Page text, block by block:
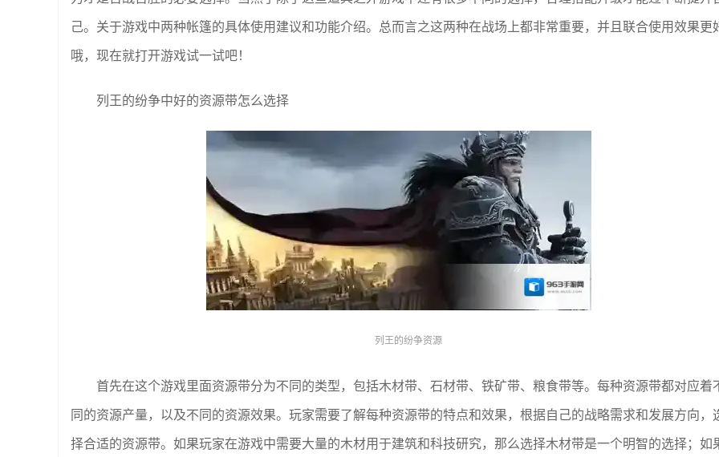
己。关于游戏中两种帐篷的具体使用建议和功能介绍。总而言之这两种在战场上都非常重要，并且联合使用效果更
哦，现在就打开游戏试一试吧！
列王的纷争中好的资源带怎么选择
列王的纷争资源
首先在这个游戏里面资源带分为不同的类型，包括木材带、石材带、铁矿带、粮食带等。每种资源带都对应着
同的资源产量，以及不同的资源效果。玩家需要了解每种资源带的特点和效果，根据自己的战略需求和发展方向，
择合适的资源带。如果玩家在游戏中需要大量的木材用于建筑和科技研究，那么选择木材带是一个明智的选择；如